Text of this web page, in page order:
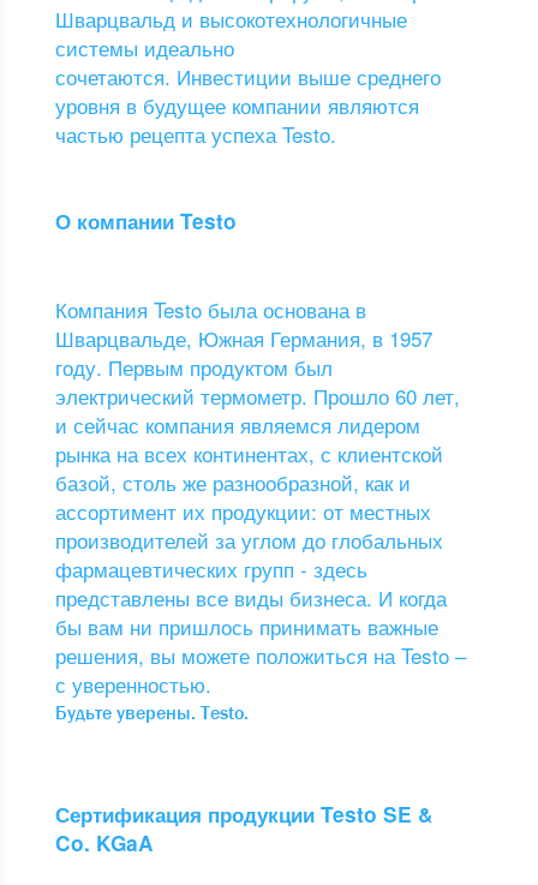
Шварцвальд и высокотехнологичные
системы идеально
сочетаются. Инвестиции выше среднего
уровня в будущее компании являются
частью рецепта успеха Testo.
О компании Testo
Компания Testo была основана в
Шварцвальде, Южная Германия, в 1957
году. Первым продуктом был
электрический термометр. Прошло 60 лет,
и сейчас компания являемся лидером
рынка на всех континентах, с клиентской
базой, столь же разнообразной, как и
ассортимент их продукции: от местных
производителей за углом до глобальных
фармацевтических групп - здесь
представлены все виды бизнеса. И когда
бы вам ни пришлось принимать важные
решения, вы можете положиться на Testo –
с уверенностью.
Будьте уверены. Testo.
Сертификация продукции Testo SE &
Co. KGaA